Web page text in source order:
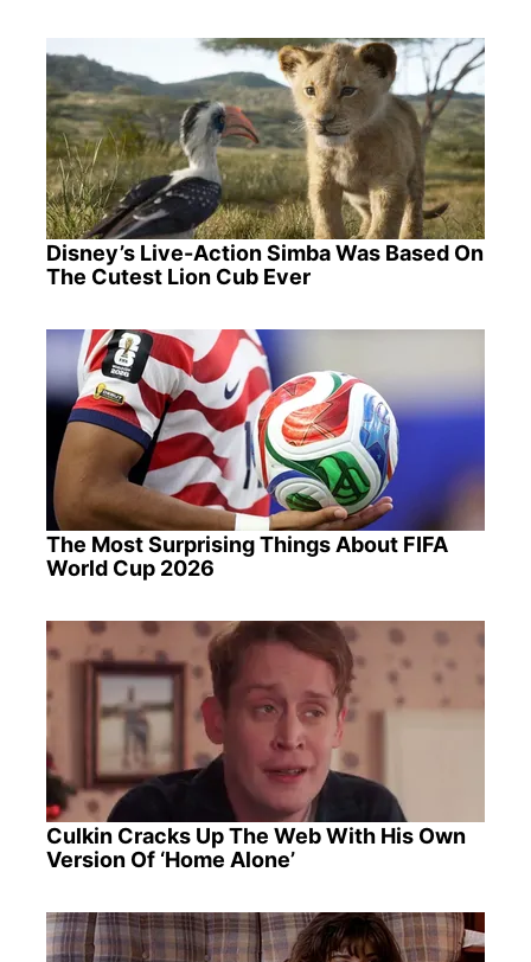
Disney’s Live-Action Simba Was Based On
The Cutest Lion Cub Ever
The Most Surprising Things About FIFA
World Cup 2026
Culkin Cracks Up The Web With His Own
Version Of ‘Home Alone’